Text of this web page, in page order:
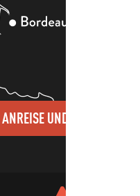
ANREISE UND KONTAKTE